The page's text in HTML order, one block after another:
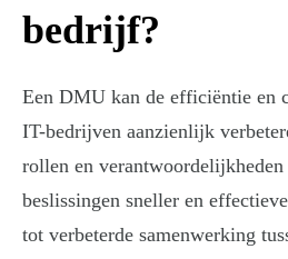
bedrijf?
Een DMU kan de efficiëntie en
IT-bedrijven aanzienlijk
rollen en
beslissingen sneller en
tot verbeterde samenwerking